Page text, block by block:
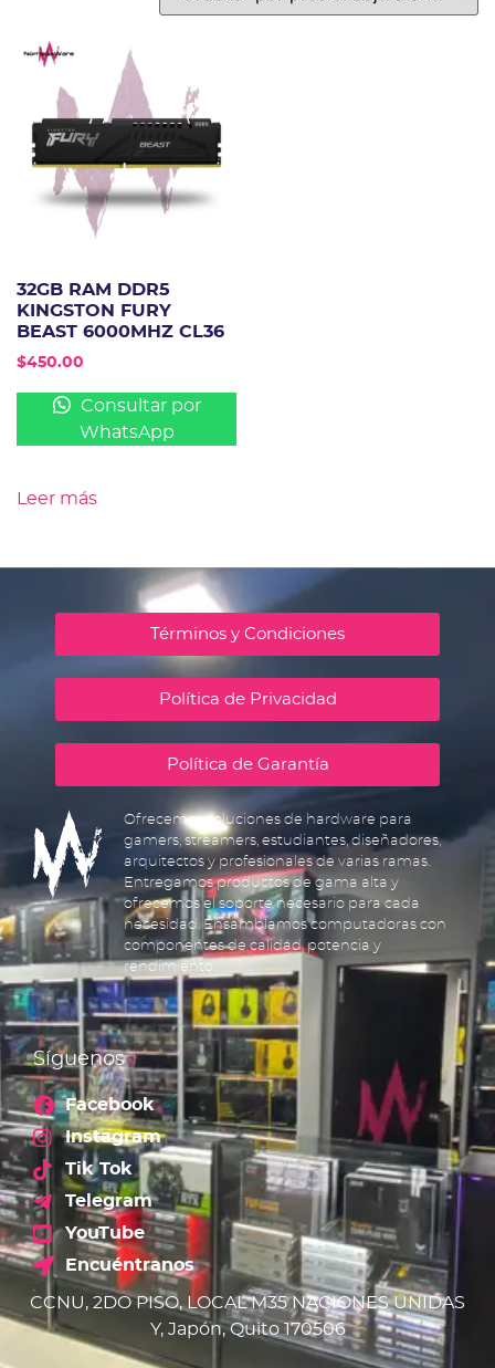
32GB RAM DDR5
KINGSTON FURY
BEAST 6000MHZ CL36
$450.00
Consultar por
WhatsApp
Leer más
Términos y Condiciones
Política de Privacidad
Política de Garantía
Ofrecemos soluciones de hardware para
gamers, streamers, estudiantes, diseñadores,
arquitectos y profesionales de varias ramas.
Entregamos productos de gama alta y
ofrecemos el soporte necesario para cada
necesidad. Ensamblamos computadoras con
componentes de calidad, potencia y
rendimiento.
Síguenos
Facebook
Instagram
Tik Tok
Telegram
YouTube
Encuéntranos
CCNU, 2DO PISO, LOCAL M35 NACIONES UNIDAS
Y, Japón, Quito 170506